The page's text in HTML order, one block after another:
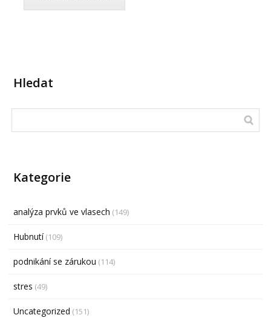
Hledat
Kategorie
analýza prvků ve vlasech (149)
Hubnutí(109)
podnikání se zárukou (114)
stres (49)
Uncategorized (151)